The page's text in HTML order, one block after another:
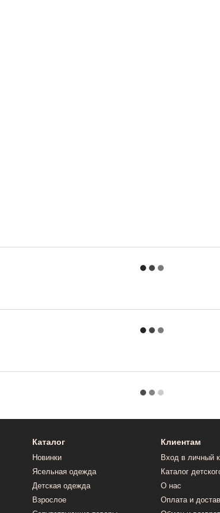
Каталог
Новинки
Ясельная одежда
Детская одежда
Взрослое
Клиентам
Вход в личный
Каталог
О нас
Оплата и